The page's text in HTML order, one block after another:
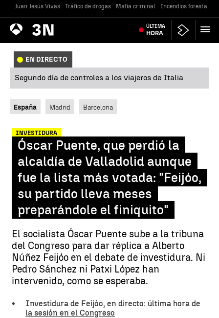
Juan Jesús Vivas Tráfico de drogas Mafia criminal Incendios forestales
Antena
3 Noticias ÚLTIMA
HORA
EN DIRECTO
Segundo día de controles a los viajeros de Italia
España Madrid Barcelona
INVESTIDURA
Óscar Puente, que perdió la
alcaldía de Valladolid aunque
fue la lista más votada: "Feijóo,
su partido lleva meses
preparándole el finiquito"
El socialista Óscar Puente sube a la tribuna
del Congreso para dar réplica a Alberto
Núñez Feijóo en el debate de investidura. Ni
Pedro Sánchez ni Patxi López han
intervenido, como se esperaba.
Investidura de Feijóo, en directo: última hora de
la sesión en el Congreso